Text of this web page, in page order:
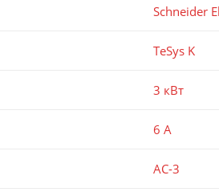
Schneider
TeSys K
3 кВт
6 А
AC-3